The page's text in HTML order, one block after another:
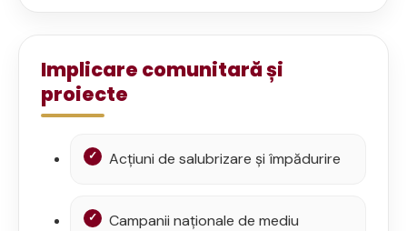
Implicare comunitară și
proiecte
Acțiuni de salubrizare și împădurire
Campanii naționale de mediu